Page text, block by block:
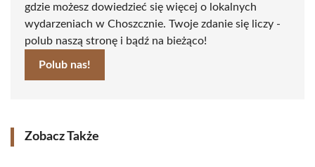
gdzie możesz dowiedzieć się więcej o lokalnych
wydarzeniach w Choszcznie. Twoje zdanie się liczy -
polub naszą stronę i bądź na bieżąco!
Polub nas!
Zobacz Także